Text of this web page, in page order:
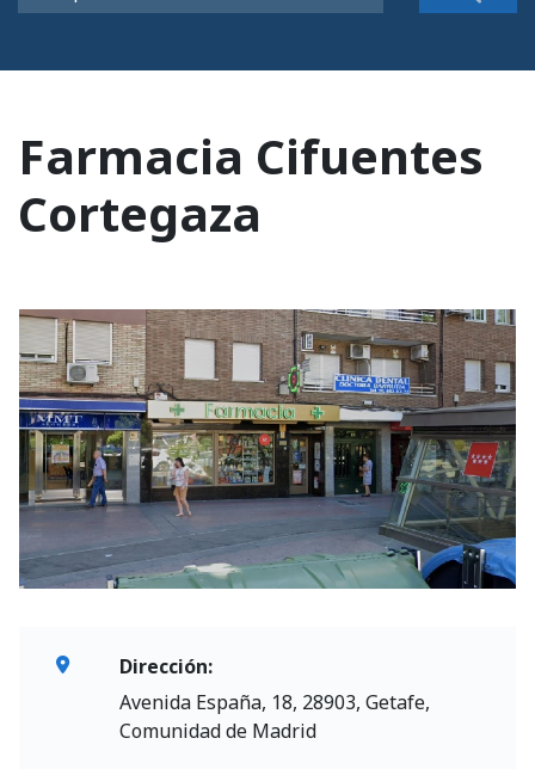
Farmacia Cifuentes
Cortegaza
Dirección:
Avenida España, 18, 28903, Getafe,
Comunidad de Madrid